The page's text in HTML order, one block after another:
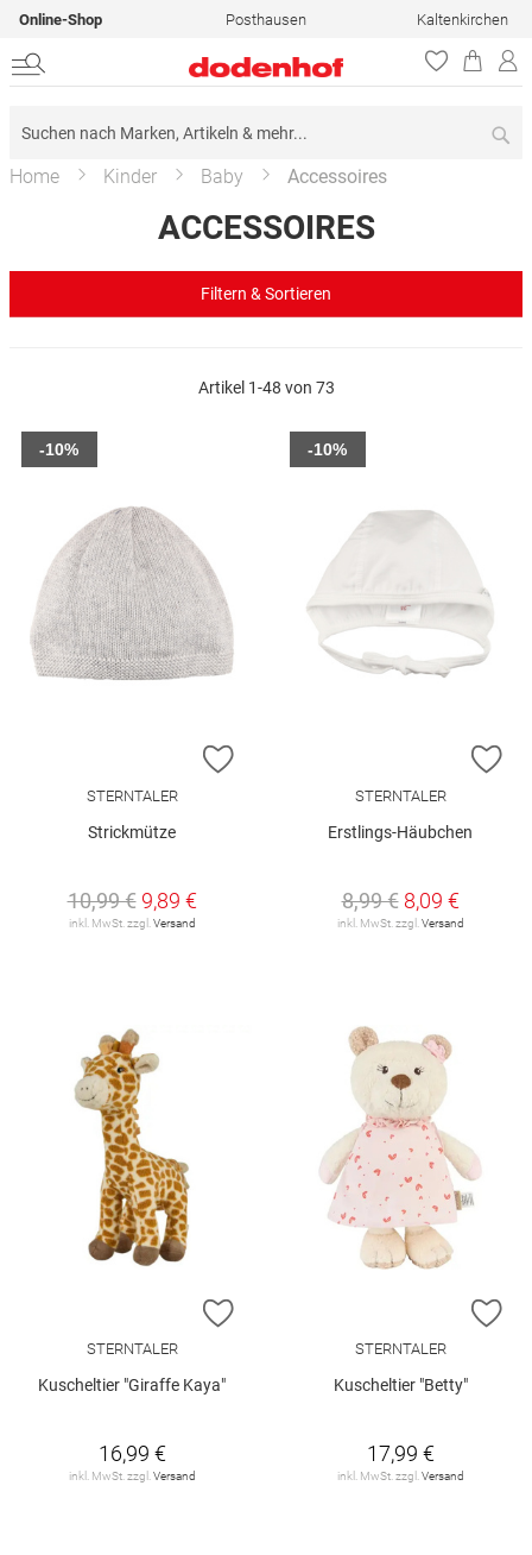
Online-Shop Posthausen Kaltenkirchen
Home Kinder Baby Accessoires
ACCESSOIRES
Artikel 1-48 von 73
ZUR WUNSCHLISTE HINZUFÜGEN
STERNTALER
Strickmütze
10,99 € 9,89 €
inkl. MwSt. zzgl. Versand
-10%
STERNTALER
Erstlings-Häubchen
8,99 € 8,09 €
inkl. MwSt. zzgl. Versand
-10%
ZUR WUNSCHLISTE HINZUFÜGEN
STERNTALER
Kuscheltier "Giraffe Kaya"
16,99 €
inkl. MwSt. zzgl. Versand
STERNTALER
Kuscheltier "Betty"
17,99 €
inkl. MwSt. zzgl. Versand
Filtern & Sortieren